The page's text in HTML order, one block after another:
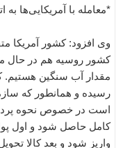
*معامله با آمریکایی‌ها به
کشور روسیه هم در حال
مقدار آب سنگین هستیم.
رسیده و همانطور که
است در خصوص نحوه
کامل حاصل شود و اول
واریز شود و بعد کالا